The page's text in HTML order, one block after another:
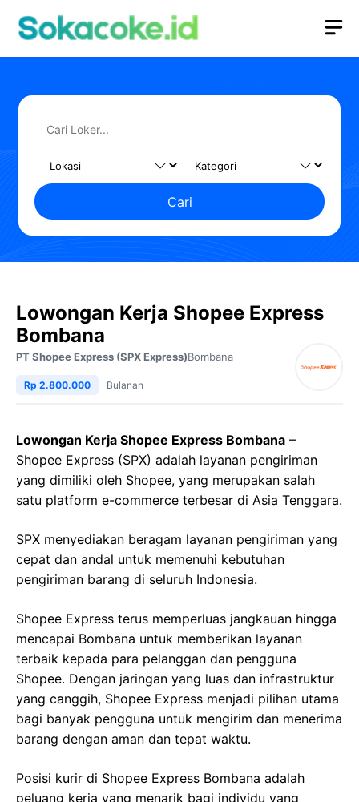
Cari
Lowongan Kerja Shopee Express
Bombana
PT Shopee Express (SPX Express)Bombana
Rp 2.800.000 Bulanan
Lowongan Kerja Shopee Express Bombana –
Shopee Express (SPX) adalah layanan pengiriman
yang dimiliki oleh Shopee, yang merupakan salah
satu platform e-commerce terbesar di Asia Tenggara.
SPX menyediakan beragam layanan pengiriman yang
cepat dan andal untuk memenuhi kebutuhan
pengiriman barang di seluruh Indonesia.
Shopee Express terus memperluas jangkauan hingga
mencapai Bombana untuk memberikan layanan
terbaik kepada para pelanggan dan pengguna
Shopee. Dengan jaringan yang luas dan infrastruktur
yang canggih, Shopee Express menjadi pilihan utama
bagi banyak pengguna untuk mengirim dan menerima
barang dengan aman dan tepat waktu.
Posisi kurir di Shopee Express Bombana adalah
peluang kerja yang menarik bagi individu yang